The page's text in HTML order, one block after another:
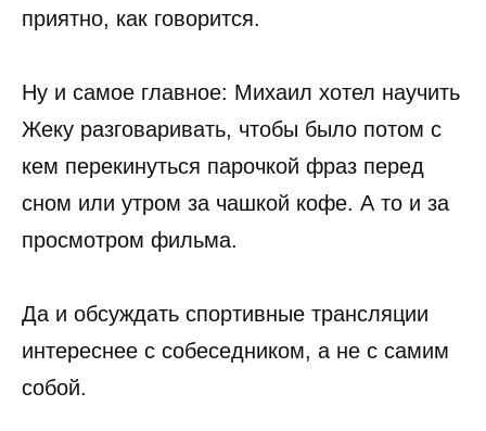
приятно, как говорится.
Ну и самое главное: Михаил хотел научить
Жеку разговаривать, чтобы было потом с
кем перекинуться парочкой фраз перед
сном или утром за чашкой кофе. А то и за
просмотром фильма.
Да и обсуждать спортивные трансляции
интереснее с собеседником, а не с самим
собой.